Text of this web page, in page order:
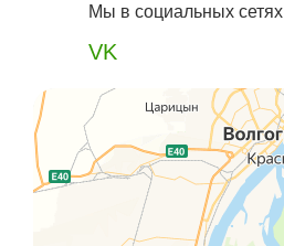
Мы в социальных сетях
VK